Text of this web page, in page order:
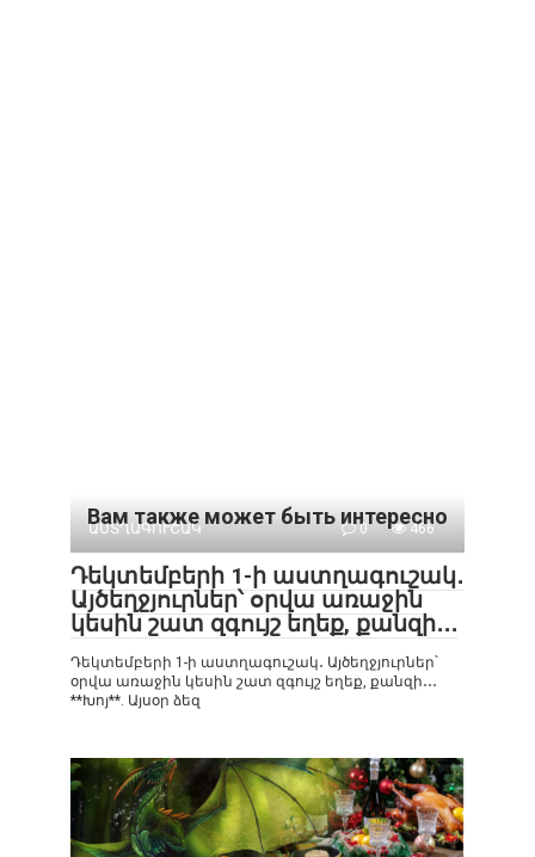
Вам также может быть интересно
ԱՍՏՂԱԳՈՒՇԱԿ 0 466
Դեկտեմբերի 1-ի աստղագուշակ․
Այծեղջյուրներ՝ օրվա առաջին
կեսին շատ զգույշ եղեք, քանզի․․․
Դեկտեմբերի 1-ի աստղագուշակ․ Այծեղջյուրներ՝
օրվա առաջին կեսին շատ զգույշ եղեք, քանզի․․․
**Խոյ**. Այսօր ձեզ